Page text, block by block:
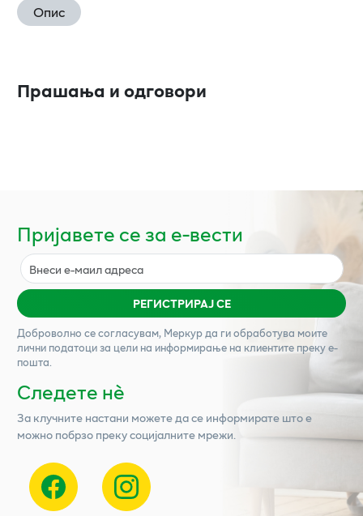
Опис
Прашања и одговори
Пријавете се за е-вести
РЕГИСТРИРАЈ СЕ
Доброволно се согласувам, Меркурда ги обработува моите
лични податоци за цели на информирање на клиентите преку е-
пошта.
Следете нѐ
За клучните настани можете да се информирате што е
можно побрзо преку социјалните мрежи.